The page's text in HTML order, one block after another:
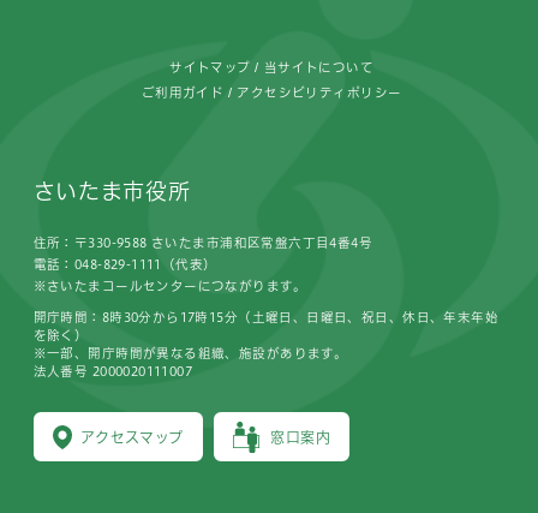
サイトマップ 当サイトについて
ご利用ガイド アクセシビリティポリシー
さいたま市役所
住所：〒330-9588 さいたま市浦和区常盤六丁目4番4号
電話：048-829-1111（代表）
※さいたまコールセンターにつながります。
アクセスマップ 窓口案内
開庁時間：8時30分から17時15分（土曜日、日曜日、祝日、休日、年末年始
を除く）
※一部、開庁時間が異なる組織、施設があります。
法人番号 2000020111007